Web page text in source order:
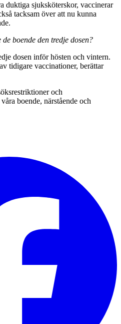
duktiga sjuksköterskor, vaccinerar
tacksam över att nu kunna
boende den tredje dosen?
dosen inför hösten och vintern.
tidigare vaccinationer, berättar
och
boende, närstående och